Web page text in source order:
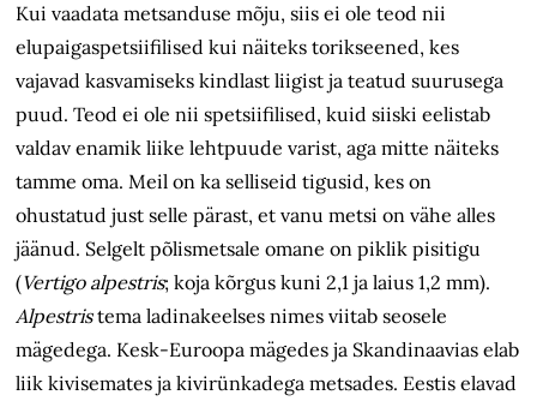
Kui vaadata metsanduse mõju, siis ei ole teod nii
elupaigaspetsiifilised kui näiteks torikseened, kes
vajavad kasvamiseks kindlast liigist ja teatud suurusega
puud. Teod ei ole nii spetsiifilised, kuid siiski eelistab
valdav enamik liike lehtpuude varist, aga mitte näiteks
tamme oma. Meil on ka selliseid tigusid, kes on
ohustatud just selle pärast, et vanu metsi on vähe alles
jäänud. Selgelt põlismetsale omane on piklik pisitigu
(Vertigo alpestris; koja kõrgus kuni 2,1 ja laius 1,2 mm).
Alpestristema ladinakeelses nimes viitab seosele
mägedega. Kesk-Euroopa mägedes ja Skandinaavias elab
liik kivisemates ja kivirünkadega metsades. Eestis elavad